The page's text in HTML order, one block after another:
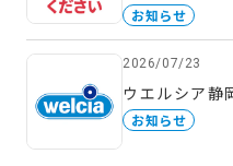
お知らせ
2026/07/23
ウエルシア静
お知らせ